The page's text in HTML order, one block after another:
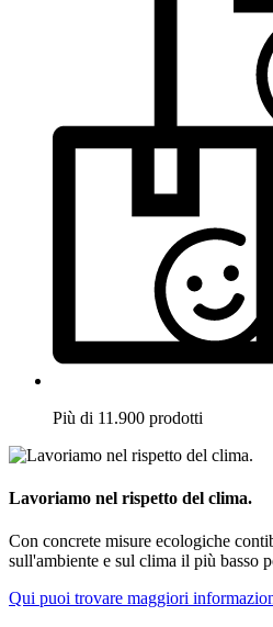
Più di 11.900 prodotti
Lavoriamo nel rispetto del clima.
Con concrete misure ecologiche
sull'ambiente e sul clima il più basso
Qui puoi trovare maggiori